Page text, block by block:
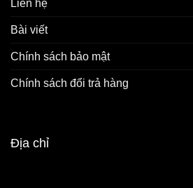
Liên hệ
Bài viết
Chính sách bảo mật
Chính sách đổi trả hàng
Địa chỉ